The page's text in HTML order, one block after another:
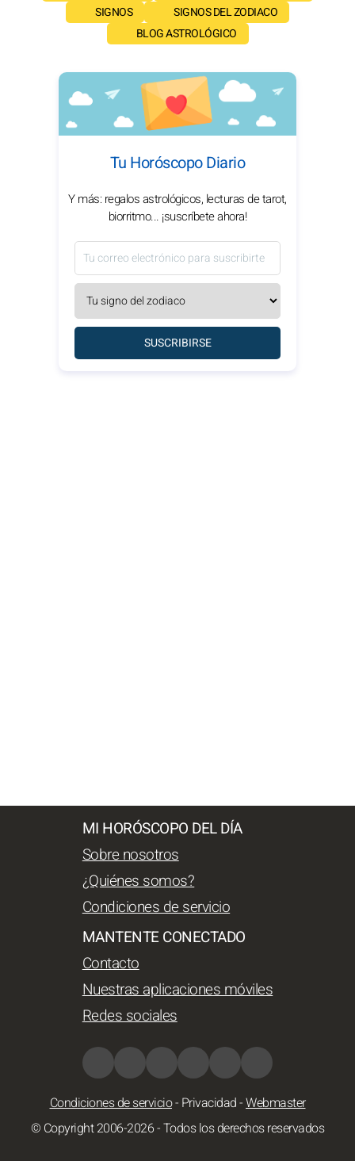
SIGNOS
SIGNOS DEL ZODIACO
BLOG ASTROLÓGICO
Tu Horóscopo Diario
Y más: regalos astrológicos, lecturas de tarot,
biorritmo... ¡suscríbete ahora!
SUSCRIBIRSE
MI HORÓSCOPO DEL DÍA
Sobre nosotros
¿Quiénes somos?
Condiciones de servicio
MANTENTE CONECTADO
Contacto
Nuestras aplicaciones móviles
Redes sociales
Condiciones de servicio- Privacidad-Webmaster
© Copyright 2006-2026 - Todos los derechos reservados